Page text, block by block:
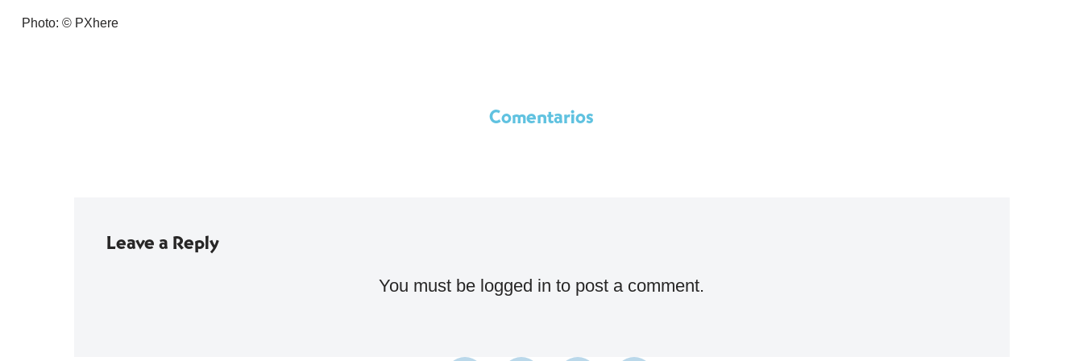
Photo: © PXhere
Comentarios
Leave a Reply
You must be logged in to post a comment.